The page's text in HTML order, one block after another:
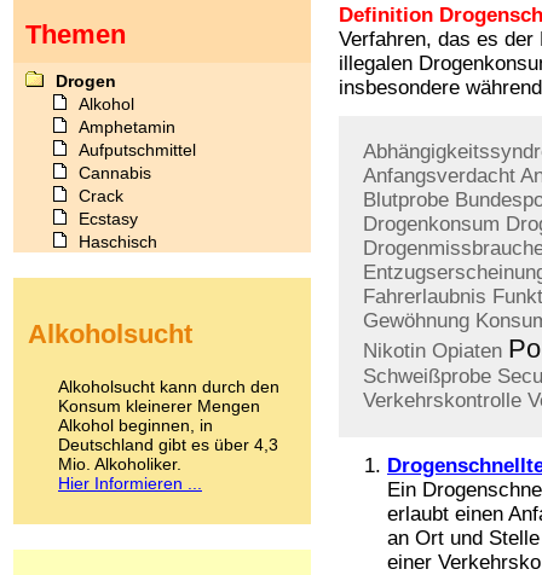
Definition
Verfahren, das es der
illegalen
insbesondere
Anfangsverdacht
Blutprobe
Drogenkonsum
Fahrerlaubnis
Gewöhnung
Nikotin Opiaten
Schweißprobe
Verkehrskontrolle
Ein
erlaubt einen
an Ort und
einer
Themen
Drogen
Alkohol
Amphetamin
Aufputschmittel
Cannabis
Crack
Ecstasy
Haschisch
Kokain
LSD
Marihuana
Medikamente
Meskalin
Metamphetamin
Methadon
Alkoholsucht
Alkoholsucht kann durch den
Konsum kleinerer Mengen
Alkohol beginnen, in
Deutschland gibt es über 4,3
Mio. Alkoholiker.
Hier Informieren ...